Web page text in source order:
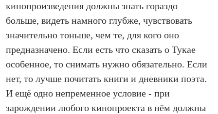
кинопроизведения должны знать гораздо
больше, видеть намного глубже, чувствовать
значительно тоньше, чем те, для кого оно
предназначено. Если есть что сказать о Тукае
особенное, то снимать нужно обязательно. Если
нет, то лучше почитать книги и дневники поэта.
И ещё одно непременное условие - при
зарождении любого кинопроекта в нём должны